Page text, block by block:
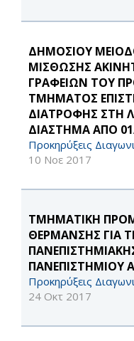
ΔΗΜΟΣΙΟΥ
ΜΙΣΘΩΣΗΣ
ΓΡΑΦΕΙΩΝ ΤΟΥ
ΤΜΗΜΑΤΟΣ
ΔΙΑΤΡΟΦΗΣ ΣΤΗ
ΔΙΑΣΤΗΜΑ ΑΠΟ
Προκηρύξεις
10 Νοε 2017
ΤΜΗΜΑΤΙΚΗ
ΘΕΡΜΑΝΣΗΣ ΓΙΑ
ΠΑΝΕΠΙΣΤΗΜΙΟΥ
Προκηρύξεις
24 Οκτ 2017